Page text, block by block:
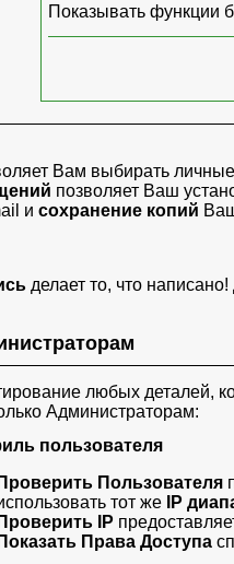
Показывать функции
Вам выбирать
позволяет Ваш
и сохранение копий
делает то, что написано!
любых
Администраторам:
пользователя
Проверить Пользователя
тот же
IP
Проверить IP
Показать Права Доступа